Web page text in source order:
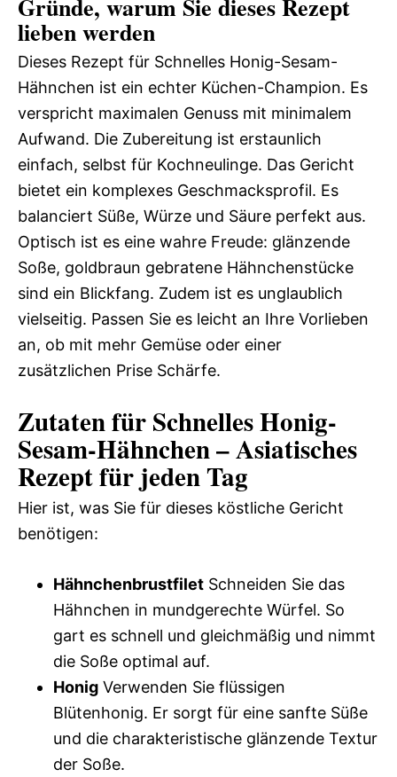
Gründe, warum Sie dieses Rezept
lieben werden
Dieses Rezept für Schnelles Honig-Sesam-
Hähnchen ist ein echter Küchen-Champion. Es
verspricht maximalen Genuss mit minimalem
Aufwand. Die Zubereitung ist erstaunlich
einfach, selbst für Kochneulinge. Das Gericht
bietet ein komplexes Geschmacksprofil. Es
balanciert Süße, Würze und Säure perfekt aus.
Optisch ist es eine wahre Freude: glänzende
Soße, goldbraun gebratene Hähnchenstücke
sind ein Blickfang. Zudem ist es unglaublich
vielseitig. Passen Sie es leicht an Ihre Vorlieben
an, ob mit mehr Gemüse oder einer
zusätzlichen Prise Schärfe.
Zutaten für Schnelles Honig-
Sesam-Hähnchen – Asiatisches
Rezept für jeden Tag
Hier ist, was Sie für dieses köstliche Gericht
benötigen:
Hähnchenbrustfilet Schneiden Sie das
Hähnchen in mundgerechte Würfel. So
gart es schnell und gleichmäßig und nimmt
die Soße optimal auf.
Honig Verwenden Sie flüssigen
Blütenhonig. Er sorgt für eine sanfte Süße
und die charakteristische glänzende Textur
der Soße.